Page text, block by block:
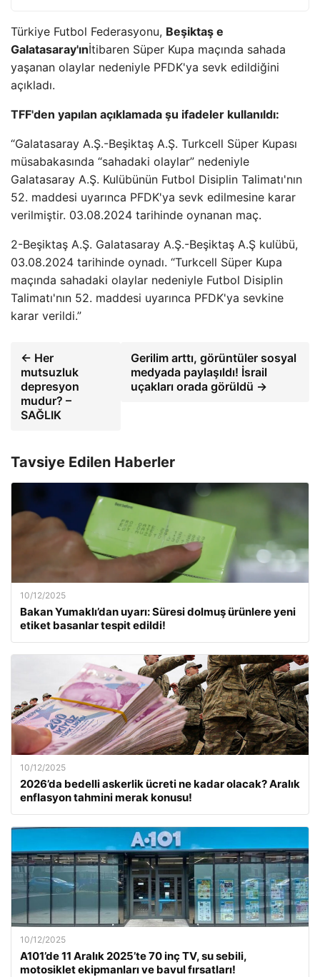
Türkiye Futbol Federasyonu, Beşiktaş e
Galatasaray'ınİtibaren Süper Kupa maçında sahada
yaşanan olaylar nedeniyle PFDK'ya sevk edildiğini
açıkladı.
TFF'den yapılan açıklamada şu ifadeler kullanıldı:
“Galatasaray A.Ş.-Beşiktaş A.Ş. Turkcell Süper Kupası
müsabakasında “sahadaki olaylar” nedeniyle
Galatasaray A.Ş. Kulübünün Futbol Disiplin Talimatı'nın
52. maddesi uyarınca PFDK'ya sevk edilmesine karar
verilmiştir. 03.08.2024 tarihinde oynanan maç.
2-Beşiktaş A.Ş. Galatasaray A.Ş.-Beşiktaş A.Ş kulübü,
03.08.2024 tarihinde oynadı. “Turkcell Süper Kupa
maçında sahadaki olaylar nedeniyle Futbol Disiplin
Talimatı'nın 52. maddesi uyarınca PFDK'ya sevkine
karar verildi.”
← Her
mutsuzluk
depresyon
mudur? –
SAĞLIK
Gerilim arttı, görüntüler sosyal
medyada paylaşıldı! İsrail
uçakları orada görüldü →
Tavsiye Edilen Haberler
10/12/2025
Bakan Yumaklı’dan uyarı: Süresi dolmuş ürünlere yeni
etiket basanlar tespit edildi!
10/12/2025
2026’da bedelli askerlik ücreti ne kadar olacak? Aralık
enflasyon tahmini merak konusu!
10/12/2025
A101’de 11 Aralık 2025’te 70 inç TV, su sebili,
motosiklet ekipmanları ve bavul fırsatları!